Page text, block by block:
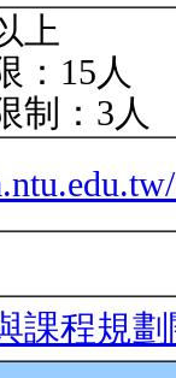
上
：15人
制：3人
課程規